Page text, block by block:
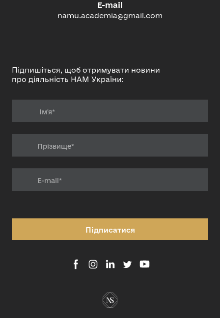
E-mail
namu.academia@gmail.com
Підпишіться, щоб отримувати новини
про діяльність НАМ України:
Підписатися